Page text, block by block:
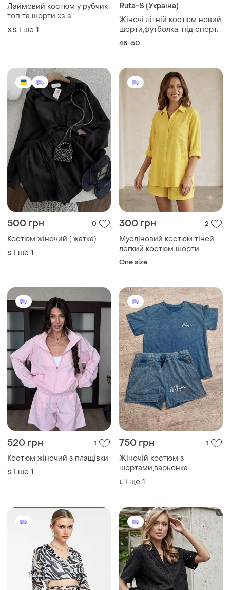
Лаймовий костюм у рубчик
топ та шорти xs s
ХS і ще 1
Ruta-S (Україна)
Жіночі літній костюм новий,
шорти,футболка. під спорт.
48-50
500 грн 0
Костюм жіночий ( жатка)
S і ще 1
300 грн 2
Мусліновий костюм тіней
легкий костюм шорти
сорочка футболка
One size
520 грн 1
Костюм жіночий з плащівки
S і ще 1
750 грн 1
Жіночій костюм з
шортами,варьонка.
L і ще 1